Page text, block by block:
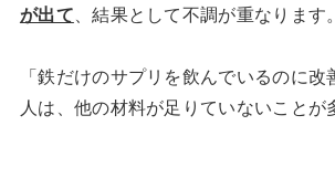
が出て、結果として不調が重なります。
「鉄だけのサプリを飲んでいるのに改
人は、他の材料が足りていないことが